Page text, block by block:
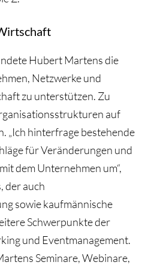
Hubert Martens die
Netzwerke und
zu unterstützen. Zu
auf
„Ich hinterfrage bestehende
für Veränderungen und
dem Unternehmen um“,
der auch
sowie kaufmännische
Schwerpunkte der
und Eventmanagement.
Seminare, Webinare,